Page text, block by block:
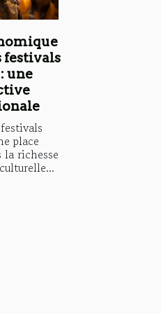
festivals
une
place
la richesse